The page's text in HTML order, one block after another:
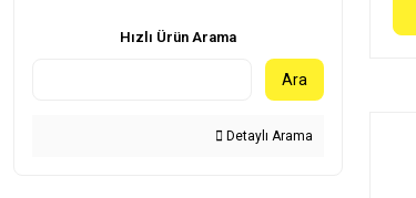
Hızlı Ürün Arama
Ara
Detaylı Arama